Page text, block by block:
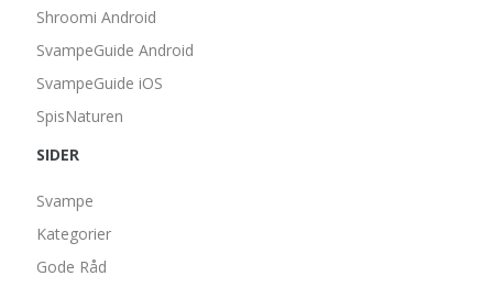
Shroomi Android
SvampeGuide Android
SvampeGuide iOS
SpisNaturen
SIDER
Svampe
Kategorier
Gode Råd